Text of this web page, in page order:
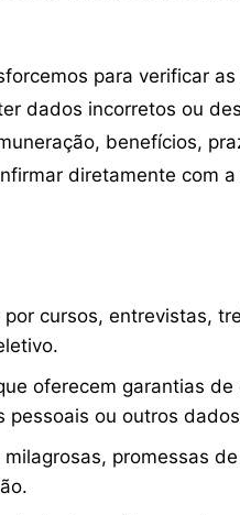
para verificar
dados incorretos ou
benefícios,
diretamente com
cursos, entrevistas,
oferecem garantias
pessoais ou outros
promessas